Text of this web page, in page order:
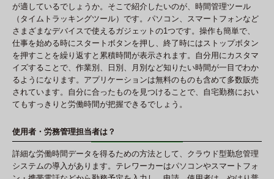
が適しているでしょうか。そこで紹介したいのが、時間管理ツール
（タイムトラッキングツール）です。パソコン、スマートフォンなど
さまざまなデバイスで使えるガジェットの1つです。操作も簡単で、
仕事を始める時にスタートボタンを押し、終了時にはストップボタン
を押すことを繰り返すと累積時間が表示されます。自分用にカスタマ
イズすることで、作業別、日別、月別など知りたい時間が一目でわか
るようになります。アプリケーションは無料のものも含めて多数販売
されています。自分に合ったものを見つけることで、自宅勤務におい
てもすっきりと労働時間が把握できるでしょう。
使用者・労務管理担当者は？
詳細な労働時間データを得るための方法として、クラウド型勤怠管理
システムの導入があります。テレワーカーはパソコンやスマートフォ